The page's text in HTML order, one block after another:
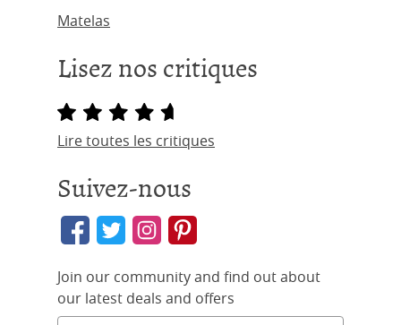
Matelas
Lisez nos critiques
Lire toutes les critiques
Suivez-nous
Join our community and find out about
our latest deals and offers